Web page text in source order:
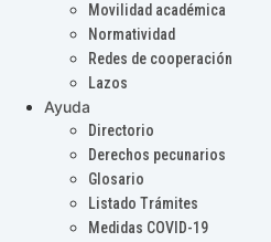
Movilidad académica
Normatividad
Redes de cooperación
Lazos
Ayuda
Directorio
Derechos pecunarios
Glosario
Listado Trámites
Medidas COVID-19